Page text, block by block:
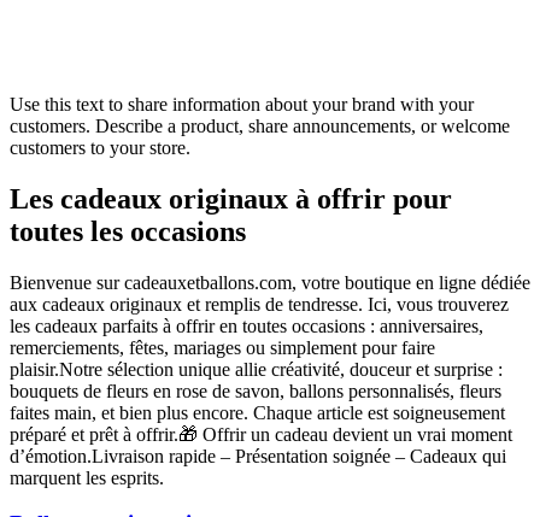
Use this text to share information about your brand with your
customers. Describe a product, share announcements, or welcome
customers to your store.
Les cadeaux originaux à offrir pour
toutes les occasions
Bienvenue sur cadeauxetballons.com, votre boutique en ligne dédiée
aux cadeaux originaux et remplis de tendresse. Ici, vous trouverez
les cadeaux parfaits à offrir en toutes occasions : anniversaires,
remerciements, fêtes, mariages ou simplement pour faire
plaisir.Notre sélection unique allie créativité, douceur et surprise :
bouquets de fleurs en rose de savon, ballons personnalisés, fleurs
faites main, et bien plus encore. Chaque article est soigneusement
préparé et prêt à offrir.🎁 Offrir un cadeau devient un vrai moment
d’émotion.Livraison rapide – Présentation soignée – Cadeaux qui
marquent les esprits.